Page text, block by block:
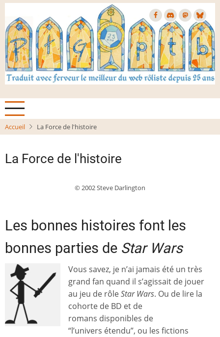
Aller
contenu
principal
Accueil La Force de l'histoire
La Force de l'histoire
© 2002 Steve Darlington
Les bonnes histoires font les
bonnes parties de Star Wars
Vous savez, je n’ai jamais été un très
grand fan quand il s’agissait de jouer
au jeu de rôleStar Wars. Ou de lire la
cohorte de BD et de
romans disponibles de
“l’univers étendu”, ou les fictions